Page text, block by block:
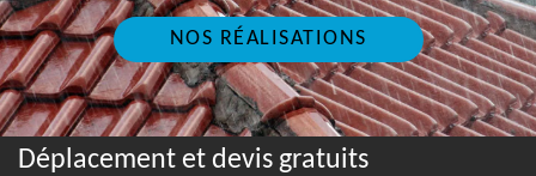
NOS RÉALISATIONS
Déplacement et devis gratuits